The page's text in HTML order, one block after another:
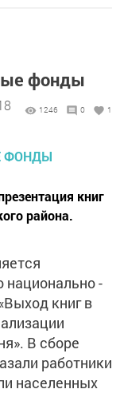
фонды
1246 0 1
книг
района.
национально -
книг в
В сборе
работники
населенных